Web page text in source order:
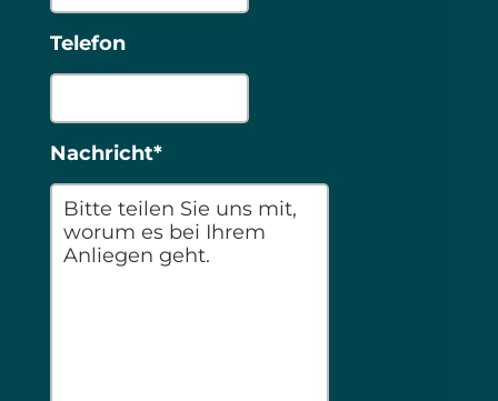
Telefon
Nachricht*